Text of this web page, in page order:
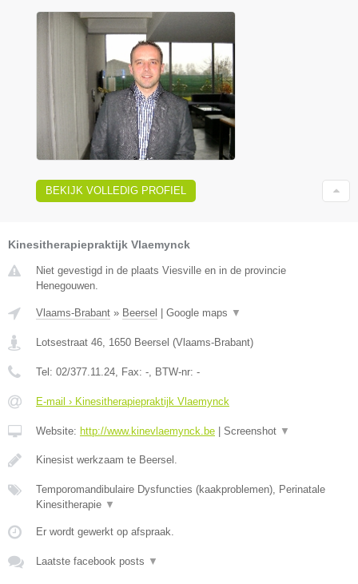
BEKIJK VOLLEDIG PROFIEL
Kinesitherapiepraktijk Vlaemynck
Niet gevestigd in de plaats Viesville en in de provincie
Henegouwen.
Vlaams-Brabant » Beersel Google maps ▼
Lotsestraat 46, 1650 Beersel (Vlaams-Brabant)
Tel: 02/377.11.24, Fax: -, BTW-nr: -
E-mail › Kinesitherapiepraktijk Vlaemynck
Website: http://www.kinevlaemynck.be Screenshot ▼
Kinesist werkzaam te Beersel.
Temporomandibulaire Dysfuncties (kaakproblemen), Perinatale
Kinesitherapie ▼
Er wordt gewerkt op afspraak.
Laatste facebook posts ▼